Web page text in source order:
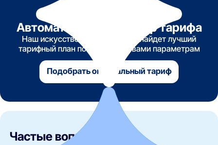
Автоматический подбор тарифа
Наш искусственный интеллект найдет лучший
тарифный план по указанным вами параметрам
Подобрать оптимальный тариф
Частые вопросы